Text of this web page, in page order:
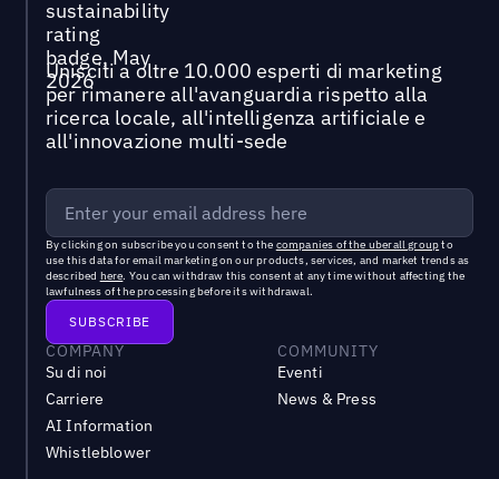
Unisciti a oltre 10.000 esperti di marketing
per rimanere all'avanguardia rispetto alla
ricerca locale, all'intelligenza artificiale e
all'innovazione multi-sede
By clicking on subscribe you consent to the companies of the uberall groupto
use this data for email marketing on our products, services, and market trends as
described here. You can withdraw this consent at any time without affecting the
lawfulness of the processing before its withdrawal.
COMPANY
Su di noi
Carriere
AI Information
Whistleblower
COMMUNITY
Eventi
News & Press